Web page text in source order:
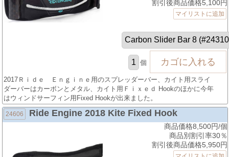
割引後商品価格5,100円
マイリストに追加
個
2017Ｒｉｄｅ Ｅｎｇｉｎｅ用のスプレッダーバー、カイト用スライ
ダーバーはカーボンとメタル、カイト用Ｆｉｘｅｄ Hookのほかに今年
はウィンドサーフィン用Fixed Hookが出来ました。
24606 Ride Engine 2018 Kite Fixed Hook
商品価格8,500円/個
商品別割引率30％
割引後商品価格5,950円